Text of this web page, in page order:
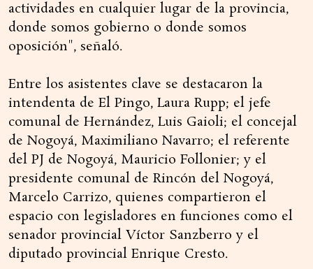
actividades en cualquier lugar de la provincia,
donde somos gobierno o donde somos
oposición", señaló.
Entre los asistentes clave se destacaron la
intendenta de El Pingo, Laura Rupp; el jefe
comunal de Hernández, Luis Gaioli; el concejal
de Nogoyá, Maximiliano Navarro; el referente
del PJ de Nogoyá, Mauricio Follonier; y el
presidente comunal de Rincón del Nogoyá,
Marcelo Carrizo, quienes compartieron el
espacio con legisladores en funciones como el
senador provincial Víctor Sanzberro y el
diputado provincial Enrique Cresto.